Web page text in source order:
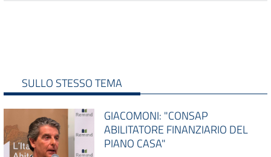
SULLO STESSO TEMA
GIACOMONI: "CONSAP
ABILITATORE FINANZIARIO DEL
PIANO CASA"